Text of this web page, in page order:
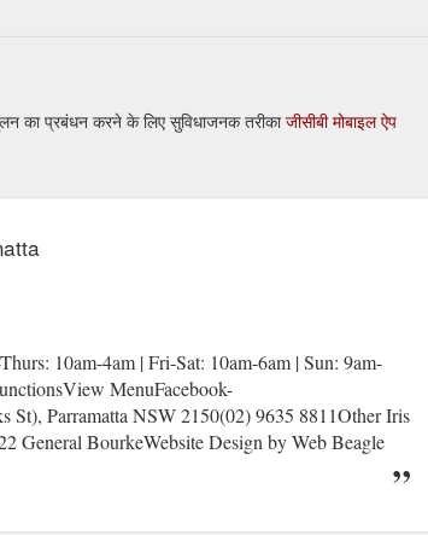
का प्रबंधन करने के लिए सुविधाजनक तरीकाजीसीबी मोबाइल ऐप
10am-4am | Fri-Sat: 10am-6am | Sun: 9am-
MenuFacebook-
St), Parramatta NSW 2150(02) 9635 8811Other Iris
General BourkeWebsite Design by Web Beagle